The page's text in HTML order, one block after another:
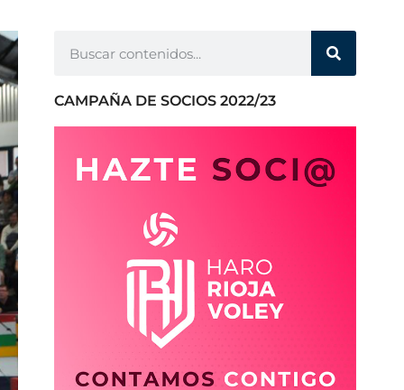
CAMPAÑA DE SOCIOS 2022/23